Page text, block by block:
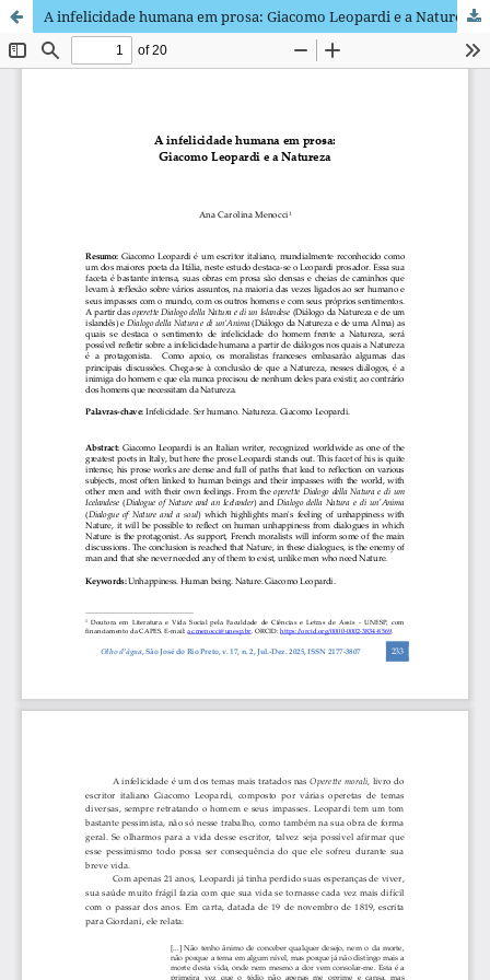
A infelicidade humana em prosa: Giacomo Leopardi e a Natureza